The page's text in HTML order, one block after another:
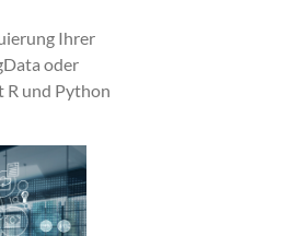
Ihrer
oder
R und Python